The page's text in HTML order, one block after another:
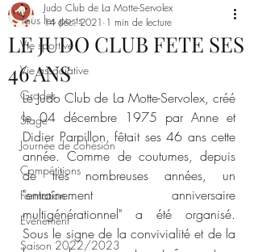
Tous les posts
Vie sportive
Vie associative
Grades
Stage
Journée de cohésion
Compétitions
Formation
Evènement
Saison 2022/2023
LE JUDO CLUB FETE SES
46 ANS
Judo Club de La Motte-Servolex
14 déc. 2021 1 min de lecture
Le Judo Club de La Motte-Servolex, créé
le 04 décembre 1975 par Anne et
Didier Parpillon, fêtait ses 46 ans cette
année. Comme de coutumes, depuis
de très nombreuses années, un
"entraînement anniversaire
multigénérationnel" a été organisé.
Sous le signe de la convivialité et de la